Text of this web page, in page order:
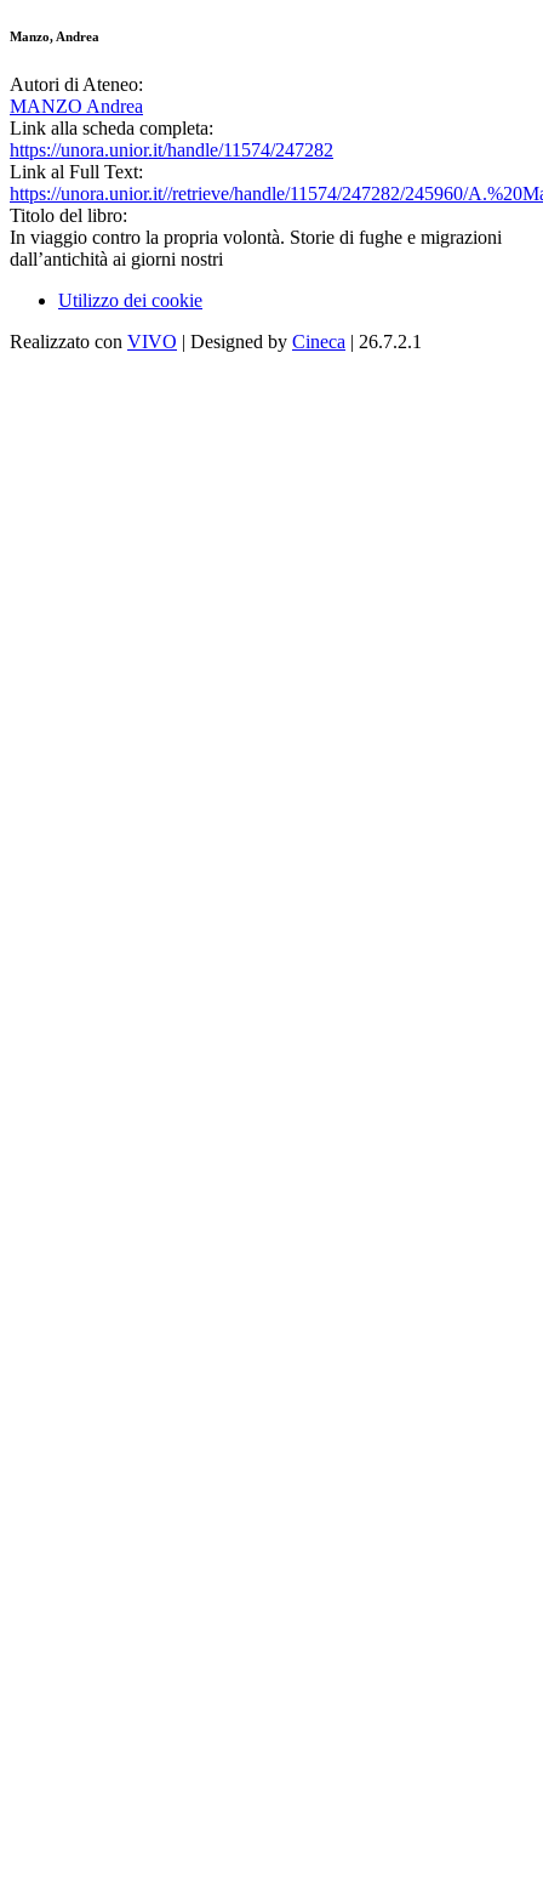
Manzo, Andrea
Autori di Ateneo:
MANZO Andrea
Link alla scheda completa:
https://unora.unior.it/handle/11574/247282
Link al Full Text:
https://unora.unior.it//retrieve/handle/11574/247282/245960/
Titolo del libro:
In viaggio contro la propria volontà. Storie di fughe e migrazioni
dall’antichità ai giorni nostri
Utilizzo dei cookie
Realizzato con VIVO | Designed by Cineca | 26.7.2.1